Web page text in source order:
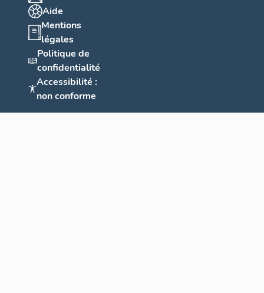
Aide
Mentions
légales
Politique de
confidentialité
Accessibilité :
non conforme